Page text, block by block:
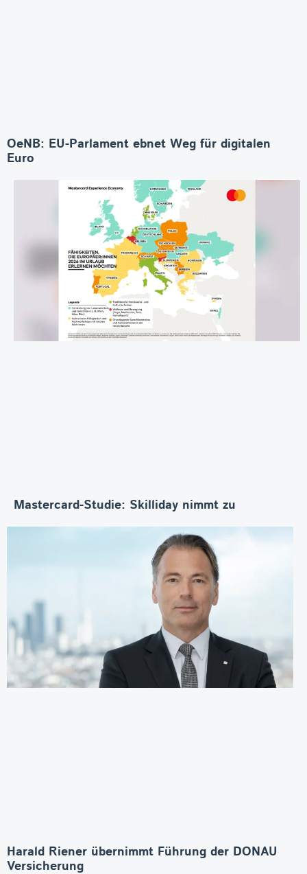
OeNB: EU-Parlament ebnet Weg für digitalen
Euro
Mastercard-Studie: Skilliday nimmt zu
Harald Riener übernimmt Führung der DONAU
Versicherung